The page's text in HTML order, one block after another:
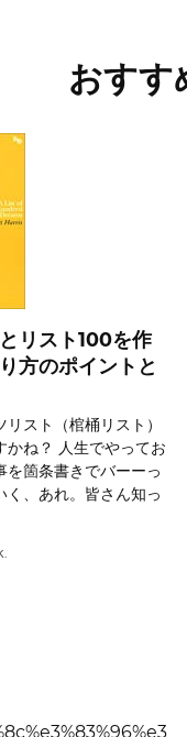
おすす
リスト100を作
方のポイントと
スト（棺桶リスト）
かね？ 人生でやってお
を箇条書きでバーーっ
く、あれ。皆さん知っ